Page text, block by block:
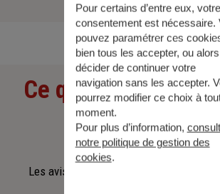
Découvrir toutes nos offres
Ce que nos clients
de nous
Les avis affichés sont les 3 avis google
Pour certains d’entre eux, votre
consentement est nécessaire.
pouvez paramétrer ces
bien tous les accepter, ou alors
décider de continuer votre
navigation sans les accepter.
pourrez modifier ce choix à
moment.
Pour plus d’information,
notre politique de gestion des
cookies.